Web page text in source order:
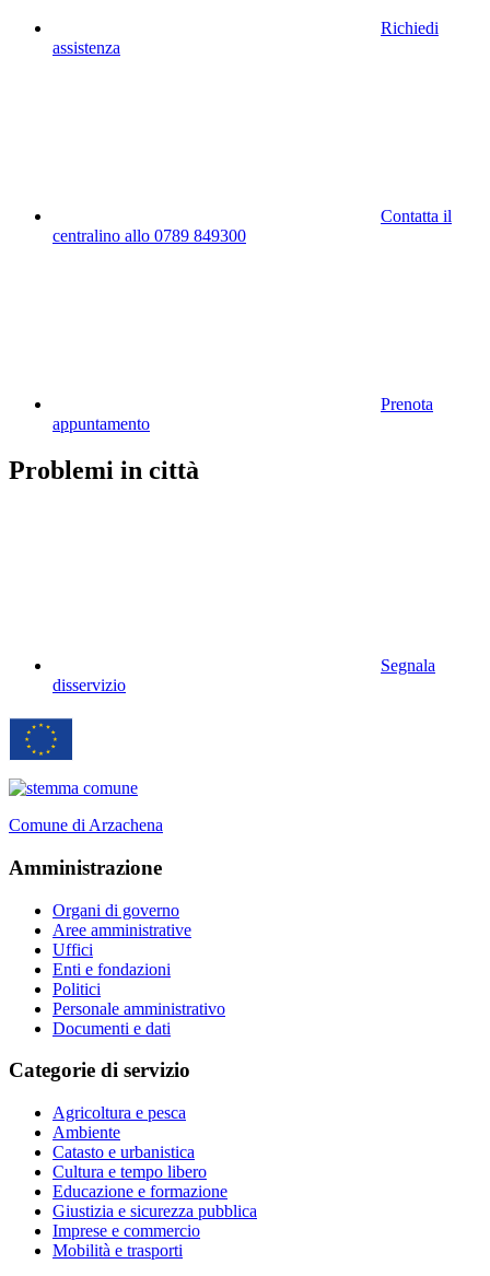
Richiedi
assistenza
Contatta il
centralino allo 0789 849300
Prenota
appuntamento
Problemi in città
Segnala
disservizio
Comune di Arzachena
Amministrazione
Organi di governo
Aree amministrative
Uffici
Enti e fondazioni
Politici
Personale amministrativo
Documenti e dati
Categorie di servizio
Agricoltura e pesca
Ambiente
Catasto e urbanistica
Cultura e tempo libero
Educazione e formazione
Giustizia e sicurezza pubblica
Imprese e commercio
Mobilità e trasporti